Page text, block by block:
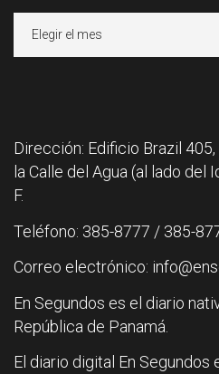
Dirección: Edificio Brazil
la Calle del Agua (al lado del
F.
Teléfono: 385-8777 / 385-
Correo electrónico:
En Segundos es el diario
República de Panamá.
El diario digital En Segundos